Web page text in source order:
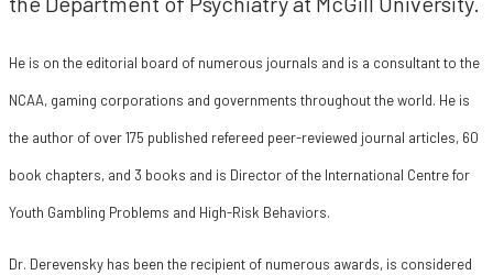
He is on the editorial board of numerous journals and is a consultant to the
NCAA, gaming corporations and governments throughout the world. He is
the author of over 175 published refereed peer-reviewed journal articles, 60
book chapters, and 3 books and is Director of the International Centre for
Youth Gambling Problems and High-Risk Behaviors.
Dr. Derevensky has been the recipient of numerous awards, is considered